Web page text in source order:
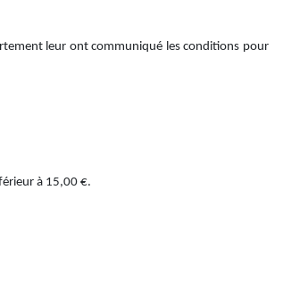
leur ont communiqué les conditions pour
à 15,00 €.